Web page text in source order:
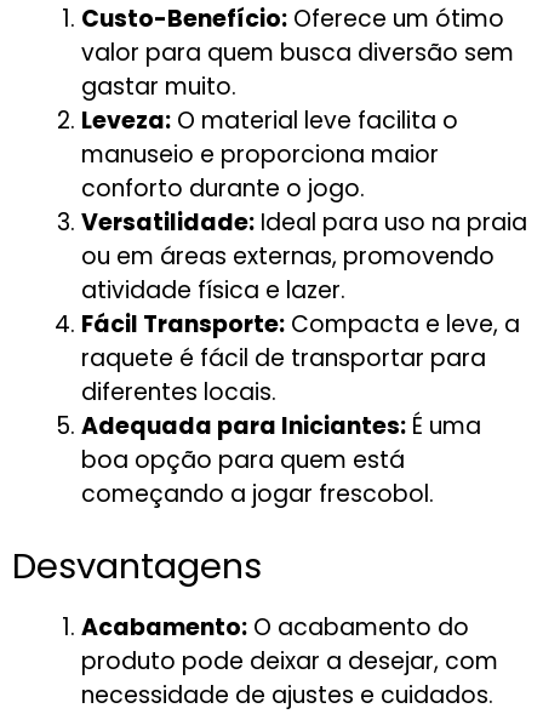
Custo-Benefício: Oferece um ótimo
valor para quem busca diversão sem
gastar muito.
Leveza: O material leve facilita o
manuseio e proporciona maior
conforto durante o jogo.
Versatilidade: Ideal para uso na praia
ou em áreas externas, promovendo
atividade física e lazer.
Fácil Transporte: Compacta e leve, a
raquete é fácil de transportar para
diferentes locais.
Adequada para Iniciantes: É uma
boa opção para quem está
começando a jogar frescobol.
Desvantagens
Acabamento: O acabamento do
produto pode deixar a desejar, com
necessidade de ajustes e cuidados.